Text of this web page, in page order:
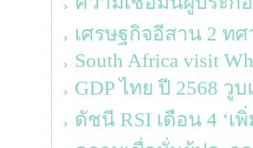
เศรษฐกิจอีสาน 2 ท
South Africa visit
GDP ไทย ปี 2568 วู
ดัชนี RSI เดือน 4 ‘เ